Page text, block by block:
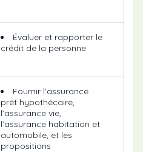
Évaluer et rapporter le
crédit de la personne
Fournir l’assurance
prêt hypothécaire,
l’assurance vie,
l’assurance habitation et
automobile, et les
propositions